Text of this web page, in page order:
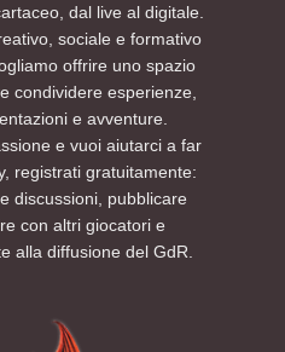
dal live al digitale.
sociale e formativo
offrire uno spazio
condividere esperienze,
e avventure.
e vuoi aiutarci a far
registrati gratuitamente:
discussioni, pubblicare
con altri giocatori e
alla diffusione del GdR.